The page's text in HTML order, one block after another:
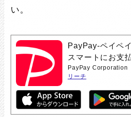
い。
PayPay-ペイペ
スマートにお支
PayPay Corporation
リーチ